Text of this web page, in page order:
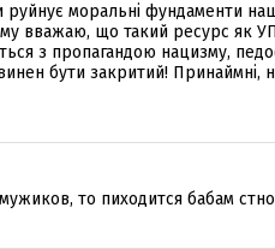
моральні фундаменти
вважаю, що такий ресурс як
з пропагандою нацизму,
бути закритий! Принаймні,
то пиходится бабам